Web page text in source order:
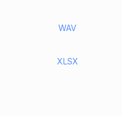
WAV
XLSX